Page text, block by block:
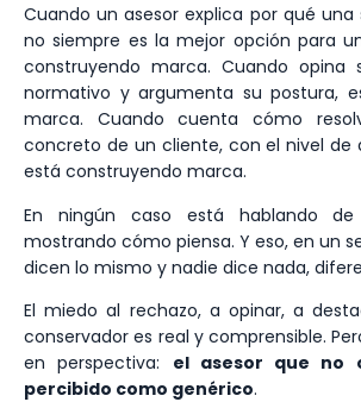
Cuando un asesor explica por qué
no siempre es la mejor opción para
construyendo marca. Cuando opina
normativo y argumenta su postura,
marca. Cuando cuenta cómo
concreto de un cliente, con el nivel de
está construyendo marca.
En ningún caso está hablando
mostrando cómo piensa. Y eso, en un
dicen lo mismo y nadie dice nada,
El miedo al rechazo, a opinar, a
conservador es real y comprensible.
en perspectiva: el asesor que no
percibido como genérico.